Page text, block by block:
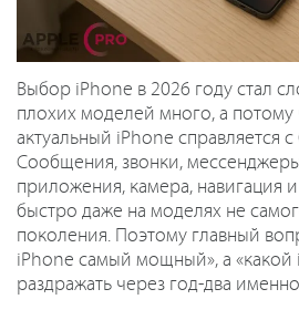
Выбор iPhone в 2026 году стал
плохих моделей много, а
актуальный iPhone справляется
Сообщения, звонки,
приложения, камера, навигация
быстро даже на моделях не
поколения. Поэтому главный
iPhone самый мощный», а «какой
раздражать через год-два